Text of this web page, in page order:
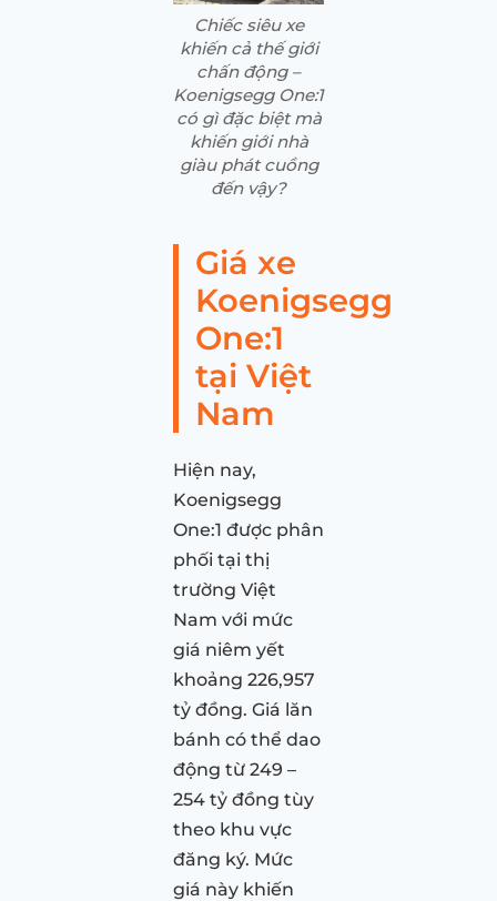
Chiếc siêu xe
khiến cả thế giới
chấn động –
Koenigsegg One:1
có gì đặc biệt mà
khiến giới nhà
giàu phát cuồng
đến vậy?
Giá xe
Koenigsegg
One:1
tại Việt
Nam
Hiện nay,
Koenigsegg
One:1 được phân
phối tại thị
trường Việt
Nam với mức
giá niêm yết
khoảng 226,957
tỷ đồng. Giá lăn
bánh có thể dao
động từ 249 –
254 tỷ đồng tùy
theo khu vực
đăng ký. Mức
giá này khiến